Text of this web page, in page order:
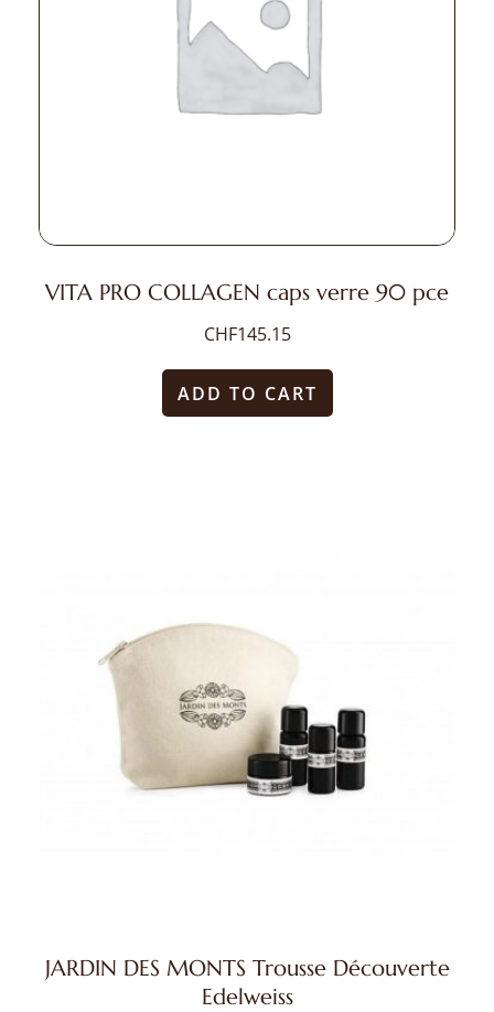
VITA PRO COLLAGEN caps verre 90 pce
CHF145.15
ADD TO CART
JARDIN DES MONTS Trousse Découverte
Edelweiss